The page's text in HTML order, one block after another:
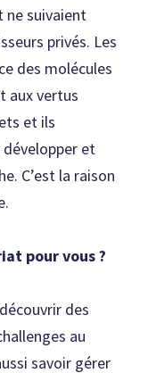
ne suivaient
privés. Les
des molécules
aux vertus
et ils
et
C’est la raison
pour vous ?
des
au
savoir gérer